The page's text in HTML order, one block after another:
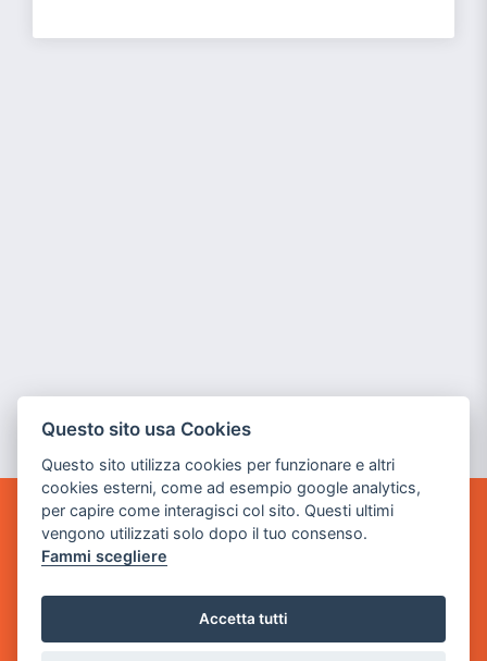
GAME WARP
BY POWER GAME SRL
Sede Legale
via Villaggio dei Platani, 3
- 25014 Castenedolo, Brescia
Questo sito usa Cookies
Questo sito utilizza cookies per funzionare e altri
cookies esterni, come ad esempio google analytics,
per capire come interagisci col sito. Questi ultimi
vengono utilizzati solo dopo il tuo consenso.
Fammi scegliere
Accetta tutti